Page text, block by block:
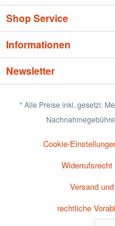
Shop Service
Informationen
Newsletter
* Alle Preise inkl. gesetzl.
Cookie-
Widerrufsrecht
Versand
rechtliche